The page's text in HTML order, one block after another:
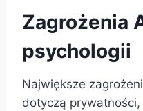
Zagrożenia
psychologii
Największe
dotyczą